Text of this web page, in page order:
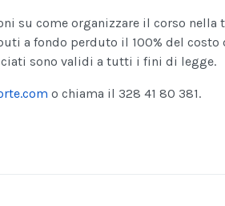
su come organizzare il corso nella
a fondo perduto il 100% del costo
sono validi a tutti i fini di legge.
o chiama il 328 41 80 381.